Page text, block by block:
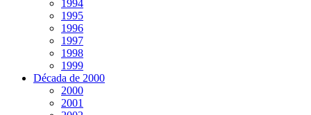
1994
1995
1996
1997
1998
1999
Década de 2000
2000
2001